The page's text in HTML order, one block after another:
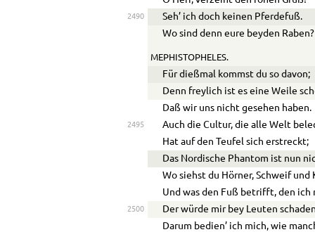
2490
Seh’ ich doch keinen Pferdefuß.
Wo sind denn eure beyden Raben?
MEPHISTOPHELES.
Für dießmal kommst du so davon;
Denn freylich ist es eine Weile
Daß wir uns nicht gesehen haben.
2495
Auch die Cultur, die alle Welt
Hat auf den Teufel sich erstreckt;
Das Nordische Phantom ist nun
Wo siehst du Hörner, Schweif und
Und was den Fuß betrifft, den ich
2500
Der würde mir bey Leuten
Darum bedien’ ich mich, wie